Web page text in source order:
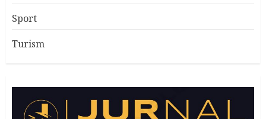
Sport
Turism